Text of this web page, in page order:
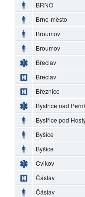
BRNO
Brno-město
Broumov
Broumov
Břeclav
Břeclav
Březnice
Bystřice nad
Bystřice pod
Byšice
Byšice
Cvikov
Čáslav
Čáslav